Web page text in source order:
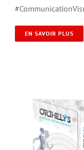
EN SAVOIR PLUS